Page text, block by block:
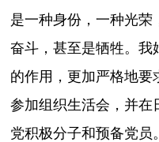
是一种身份，一种光荣
奋斗，甚至是牺牲。我
的作用，更加严格地
参加组织生活会，并在
党积极分子和预备党员。